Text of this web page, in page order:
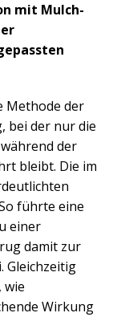
mit Mulch-
Methode der
bei der nur die
der
bleibt. Die im
führte eine
einer
damit zur
Gleichzeitig
wie
Wirkung